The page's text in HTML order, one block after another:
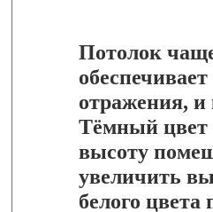
Потолок
отражения, и
Тёмный цвет
высоту
увеличить
белого